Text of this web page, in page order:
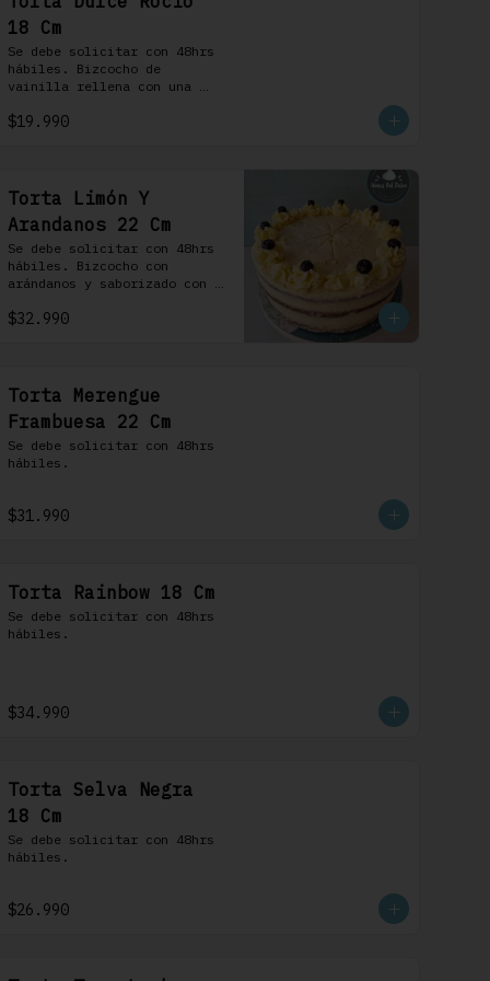
18 Cm
Se debe solicitar con 48hrs
hábiles. Bizcocho de
vainilla rellena con una
saborizada con dulce de
$19.990
Torta Limón Y
Arandanos 22 Cm
Se debe solicitar con 48hrs
hábiles. Bizcocho con
arándanos y saborizado con
mermelada de frutos rojos y
$32.990
Torta Merengue
Frambuesa 22 Cm
Se debe solicitar con 48hrs
hábiles.
$31.990
Torta Rainbow 18 Cm
Se debe solicitar con 48hrs
hábiles.
$34.990
Torta Selva Negra
18 Cm
Se debe solicitar con 48hrs
hábiles.
$26.990